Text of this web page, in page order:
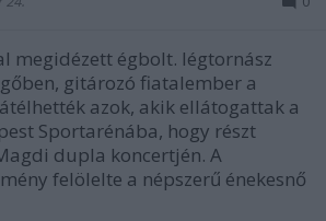
megidézett égbolt. légtornász
gitározó fiatalember a
azok, akik ellátogattak a
Sportarénába, hogy részt
dupla koncertjén. A
felölelte a népszerű énekesnő